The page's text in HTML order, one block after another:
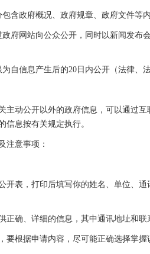
政府概况、政府规章、政府文件等
网站向公众公开，同时以新闻发布
信息产生后的20日内公开（法律、
动公开以外的政府信息，可以通过互
信息按有关规定执行。
意事项：
表，打印后填写你的姓名、单位、通
确、详细的信息，其中通讯地址和联
根据申请内容，尽可能正确选择掌握